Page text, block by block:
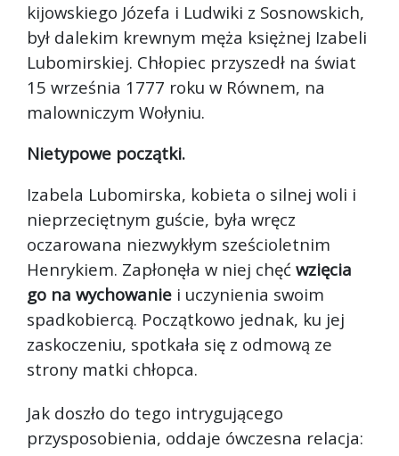
kijowskiego Józefa i Ludwiki z Sosnowskich,
był dalekim krewnym męża księżnej Izabeli
Lubomirskiej. Chłopiec przyszedł na świat
15 września 1777 roku w Równem, na
malowniczym Wołyniu.
Nietypowe początki.
Izabela Lubomirska, kobieta o silnej woli i
nieprzeciętnym guście, była wręcz
oczarowana niezwykłym sześcioletnim
Henrykiem. Zapłonęła w niej chęć wzięcia
go na wychowanie i uczynienia swoim
spadkobiercą. Początkowo jednak, ku jej
zaskoczeniu, spotkała się z odmową ze
strony matki chłopca.
Jak doszło do tego intrygującego
przysposobienia, oddaje ówczesna relacja: